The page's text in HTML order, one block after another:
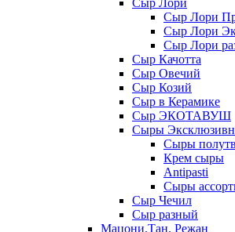
Сыр Лори
Сыр Лори
Сыр Лори
Сыр Лори
Сыр Качотта
Сыр Овечий
Сыр Козий
Сыр в Керамике
Сыр ЭКОТАВУШ
Сыры
Сыры
Крем сыры
Antipasti
Сыры
Сыр Чечил
Сыр разный
Мацони.Тан. Режан